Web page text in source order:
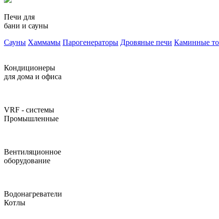
Печи для
бани и сауны
Сауны Хаммамы Парогенераторы Дровяные печи Каминные
Кондиционеры
для дома и офиса
VRF - системы
Промышленные
Вентиляционное
оборудование
Водонагреватели
Котлы